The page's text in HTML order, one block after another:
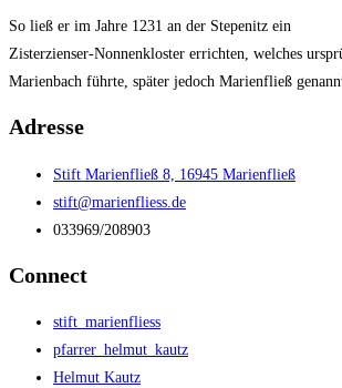
So ließ er im Jahre 1231 an der Stepenitz ein
Zisterzienser-Nonnenkloster errichten, welches
Marienbach führte, später jedoch Marienfließ
Adresse
Stift Marienfließ 8, 16945 Marienfließ
stift@marienfliess.de
033969/208903
Connect
stift_marienfliess
pfarrer_helmut_kautz
Helmut Kautz